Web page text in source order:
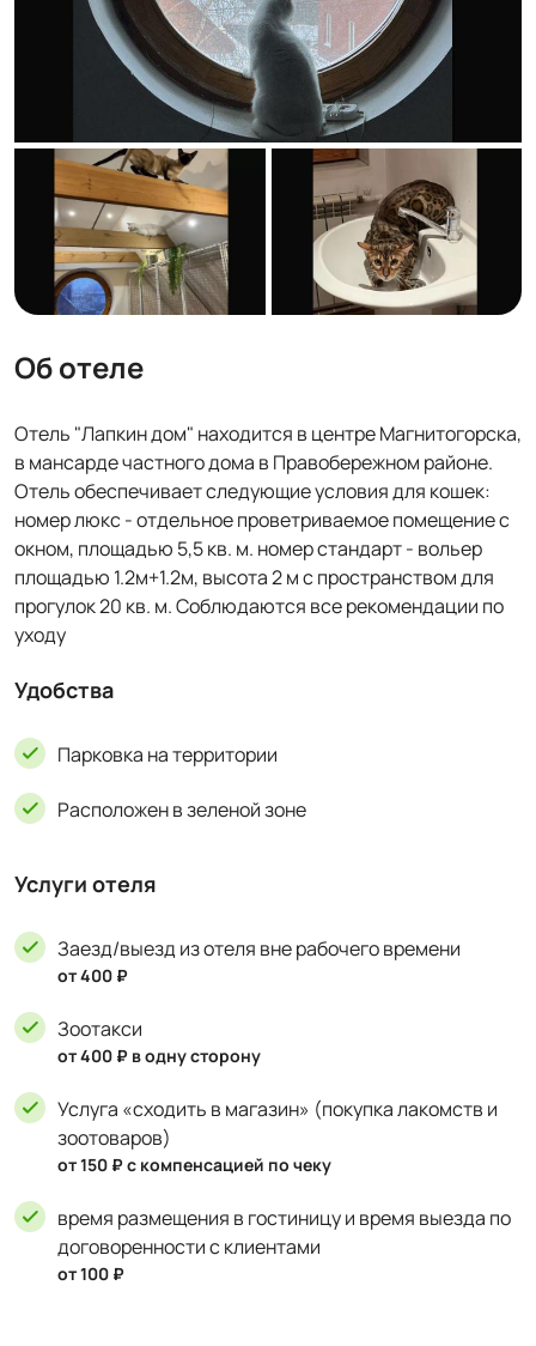
Об отеле
Отель "Лапкин дом" находится в центре Магнитогорска,
в мансарде частного дома в Правобережном районе.
Отель обеспечивает следующие условия для кошек:
номер люкс - отдельное проветриваемое помещение с
окном, площадью 5,5 кв. м. номер стандарт - вольер
площадью 1.2м+1.2м, высота 2 м с пространством для
прогулок 20 кв. м. Соблюдаются все рекомендации по
уходу
Удобства
Парковка на территории
Расположен в зеленой зоне
Услуги отеля
Заезд/выезд из отеля вне рабочего времени
от 400 ₽
Зоотакси
от 400 ₽ в одну сторону
Услуга «сходить в магазин» (покупка лакомств и
зоотоваров)
от 150 ₽ с компенсацией по чеку
время размещения в гостиницу и время выезда по
договоренности с клиентами
от 100 ₽